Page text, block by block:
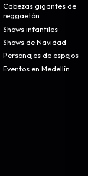
Cabezas gigantes de
reggaetón
Shows infantiles
Shows de Navidad
Personajes de espejos
Eventos en Medellín